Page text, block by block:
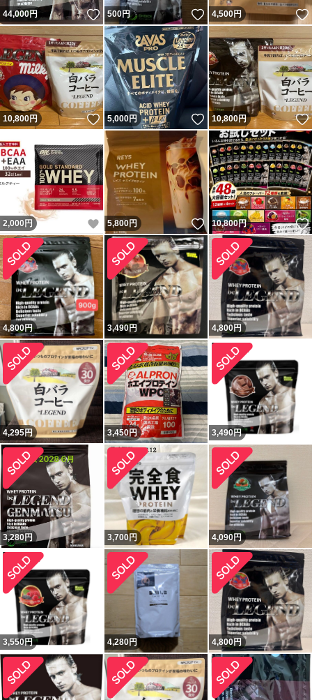
44,000円 いいね！
500円 いいね！
4,500円
10,800円 いいね！
5,000円 いいね！
10,800円
2,000 円 いいね！
5,800円 いいね！
10,800円
4,800円 3,490円 4,800円
4,295円 3,450円 3,490円
3,280円 3,700円 4,090円
3,550円 4,280円 4,800円